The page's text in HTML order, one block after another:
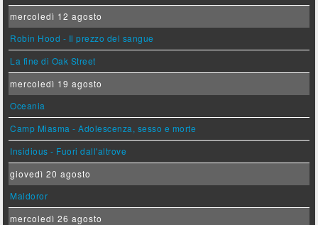
mercoledì 12 agosto
Robin Hood - Il prezzo del sangue
La fine di Oak Street
mercoledì 19 agosto
Oceania
Camp Miasma - Adolescenza, sesso e morte
Insidious - Fuori dall'altrove
giovedì 20 agosto
Maldoror
mercoledì 26 agosto